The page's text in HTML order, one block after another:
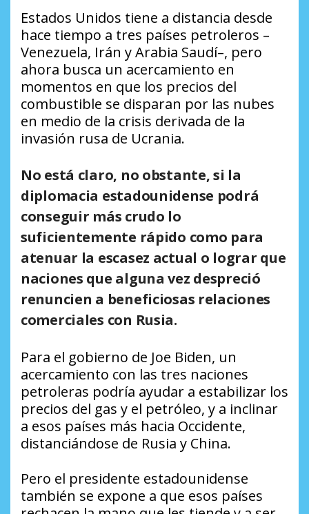
Estados Unidos tiene a distancia desde
hace tiempo a tres países petroleros –
Venezuela, Irán y Arabia Saudí–, pero
ahora busca un acercamiento en
momentos en que los precios del
combustible se disparan por las nubes
en medio de la crisis derivada de la
invasión rusa de Ucrania.
No está claro, no obstante, si la
diplomacia estadounidense podrá
conseguir más crudo lo
suficientemente rápido como para
atenuar la escasez actual o lograr que
naciones que alguna vez despreció
renuncien a beneficiosas relaciones
comerciales con Rusia.
Para el gobierno de Joe Biden, un
acercamiento con las tres naciones
petroleras podría ayudar a estabilizar los
precios del gas y el petróleo, y a inclinar
a esos países más hacia Occidente,
distanciándose de Rusia y China.
Pero el presidente estadounidense
también se expone a que esos países